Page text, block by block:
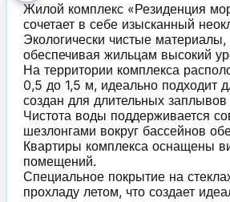
Жилой комплекс «Резиденция
сочетает в себе изысканный
Экологически чистые
обеспечивая жильцам высокий
На территории комплекса
0,5 до 1,5 м, идеально подходит
создан для длительных
Чистота воды поддерживается
шезлонгами вокруг бассейнов
Квартиры комплекса оснащены
помещений.
Специальное покрытие на
прохладу летом, что создает